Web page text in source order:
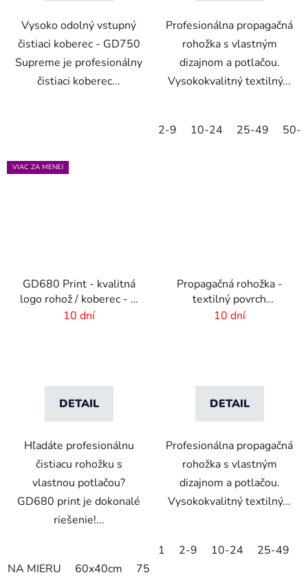
Vysoko odolný vstupný
čistiaci koberec - GD750
Supreme je profesionálny
čistiaci koberec...
Profesionálna propagačná
rohožka s vlastným
dizajnom a potlačou.
Vysokokvalitný textilný...
2-9 10-24 25-49 50-
VIAC ZA MENEJ
GD680 Print - kvalitná
logo rohož / koberec - 8
mm vlas
10 dní
DETAIL
Hľadáte profesionálnu
čistiacu rohožku s
vlastnou potlačou?
GD680 print je dokonalé
riešenie!...
NA MIERU 60x40cm 75x60cm
Propagačná rohožka -
textilný povrch
-115x180 cm
10 dní
DETAIL
Profesionálna propagačná
rohožka s vlastným
dizajnom a potlačou.
Vysokokvalitný textilný...
1 2-9 10-24 25-49